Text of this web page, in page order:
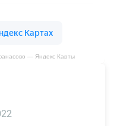
— Яндекс Карты